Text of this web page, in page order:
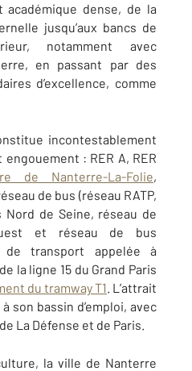
dense, de la
jusqu’aux bancs de
notamment avec
en passant par des
d’excellence, comme
incontestablement
: RER A, RER
de Nanterre-La-Folie,
de bus (réseau RATP,
Nord de Seine, réseau de
et réseau de bus
transport appelée à
la ligne 15 du Grand Paris
du tramway T1 . L’attrait
son bassin d’emploi, avec
La Défense et de Paris.
la ville de Nanterre